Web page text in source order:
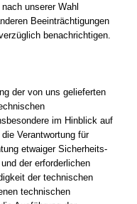
unserer Wahl
Beeinträchtigungen
benachrichtigen.
der von uns gelieferten
im Hinblick auf
Verantwortung für
etwaiger Sicherheits-
der erforderlichen
der technischen
technischen